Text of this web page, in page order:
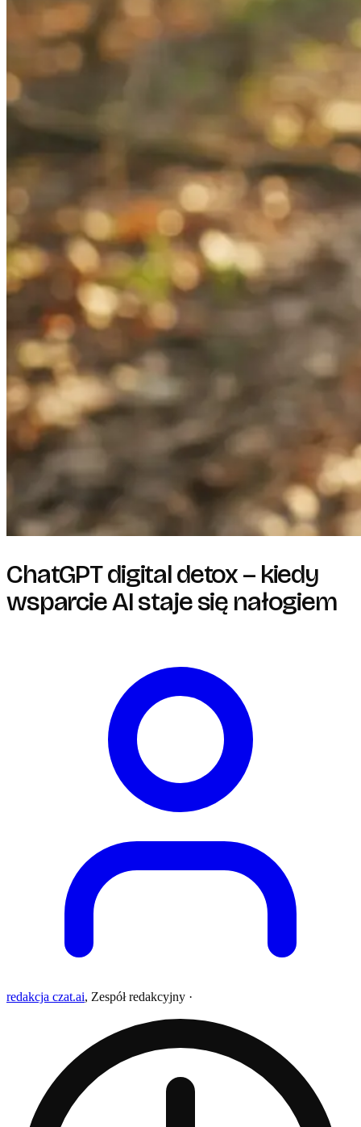
ChatGPT digital detox – kiedy
wsparcie AI staje się nałogiem
redakcja czat.ai, Zespół redakcyjny ·